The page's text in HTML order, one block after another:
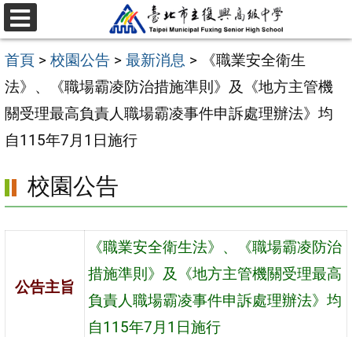
跳
至
主
要
內
容
選
單
首頁 > 校園公告 > 最新消息 >
《職業安全衛生
法》、《職場霸凌防治措施準則》及《地方主管機
關受理最高負責人職場霸凌事件申訴處理辦法》均
自115年7月1日施行
校園公告
公告主旨
《職業安全衛生法》、《職場霸凌防治
措施準則》及《地方主管機關受理最高
負責人職場霸凌事件申訴處理辦法》均
自115年7月1日施行